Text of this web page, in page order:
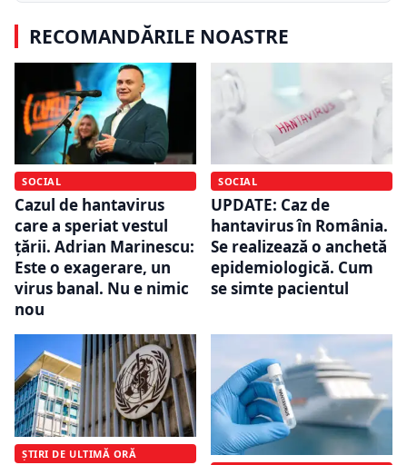
RECOMANDĂRILE NOASTRE
SOCIAL
Cazul de hantavirus
care a speriat vestul
țării. Adrian Marinescu:
Este o exagerare, un
virus banal. Nu e nimic
nou
SOCIAL
UPDATE: Caz de
hantavirus în România.
Se realizează o anchetă
epidemiologică. Cum
se simte pacientul
ȘTIRI DE ULTIMĂ ORĂ